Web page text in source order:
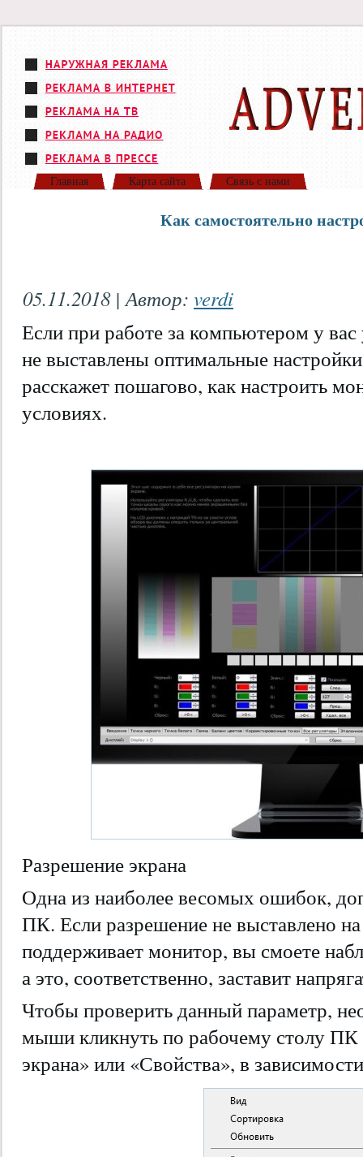
Главная Карта сайта Связь с нами
Как самостоятельно
05.11.2018 | Автор: verdi
Если при работе за компьютером у вас
не выставлены оптимальные
расскажет пошагово, как настроить
условиях.
Разрешение экрана
Одна из наиболее весомых ошибок,
ПК. Если разрешение не выставлено на
поддерживает монитор, вы смоете
а это, соответственно, заставит
Чтобы проверить данный параметр,
мыши кликнуть по рабочему столу
экрана» или «Свойства», в